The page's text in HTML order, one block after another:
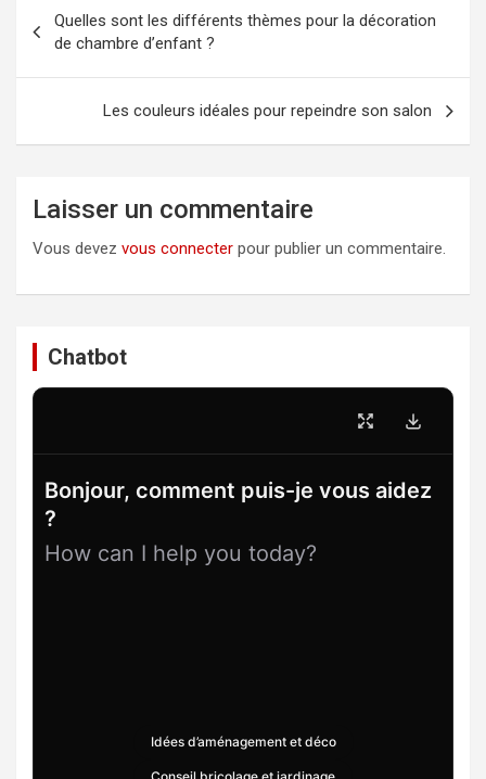
de
l’article
Quelles sont les différents thèmes pour la décoration
de chambre d’enfant ?
Les couleurs idéales pour repeindre son salon
Laisser un commentaire
Vous devez vous connecter pour publier un commentaire.
Chatbot
Bonjour, comment puis-je vous aidez
?
How can I help you today?
Idées d’aménagement et déco